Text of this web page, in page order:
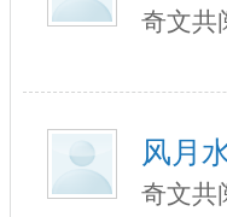
奇文共
风月
奇文共